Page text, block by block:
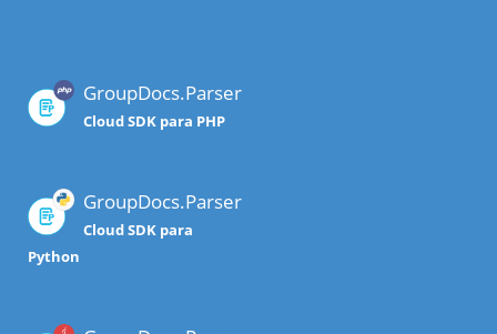
GroupDocs.Parser
Cloud SDK para PHP
GroupDocs.Parser
Cloud SDK para
Python